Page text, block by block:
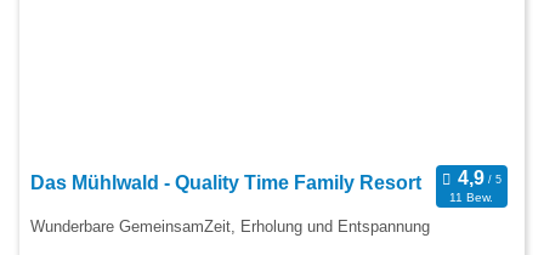
Das Mühlwald - Quality Time Family Resort
11 Bew.
Wunderbare GemeinsamZeit, Erholung und Entspannung